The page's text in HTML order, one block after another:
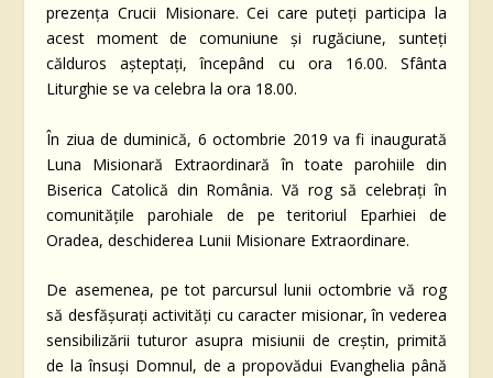
prezența Crucii Misionare. Cei care puteți participa la
acest moment de comuniune și rugăciune, sunteți
călduros așteptați, începând cu ora 16.00. Sfânta
Liturghie se va celebra la ora 18.00.
În ziua de duminică, 6 octombrie 2019 va fi inaugurată
Luna Misionară Extraordinară în toate parohiile din
Biserica Catolică din România. Vă rog să celebrați în
comunitățile parohiale de pe teritoriul Eparhiei de
Oradea, deschiderea Lunii Misionare Extraordinare.
De asemenea, pe tot parcursul lunii octombrie vă rog
să desfășurați activități cu caracter misionar, în vederea
sensibilizării tuturor asupra misiunii de creștin, primită
de la însuși Domnul, de a propovădui Evanghelia până